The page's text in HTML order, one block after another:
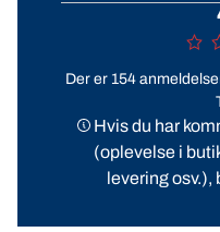
Der er 154
Hvis du har
(oplevelse i
levering osv.),